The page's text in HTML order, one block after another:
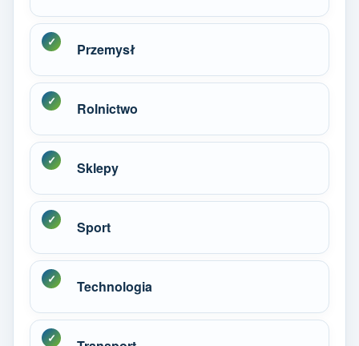
Przemysł
Rolnictwo
Sklepy
Sport
Technologia